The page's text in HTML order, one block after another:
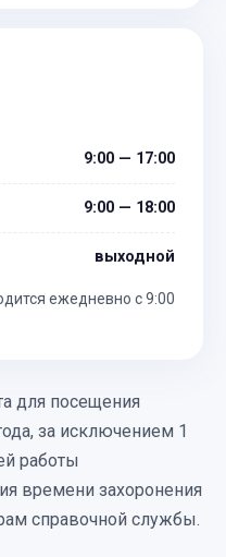
9:00 — 17:00
9:00 — 18:00
выходной
ежедневно с 9:00
для посещения
за исключением 1
работы
времени захоронения
справочной службы.